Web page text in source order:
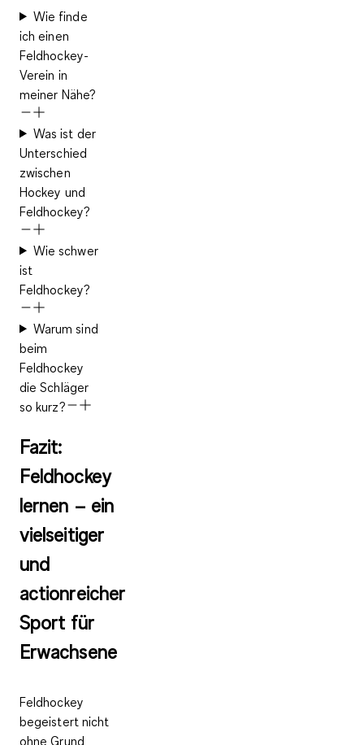
Wie finde
ich einen
Feldhockey-
Verein in
meiner Nähe?
Was ist der
Unterschied
zwischen
Hockey und
Feldhockey?
Wie schwer
ist
Feldhockey?
Warum sind
beim
Feldhockey
die Schläger
so kurz?
Fazit:
Feldhockey
lernen – ein
vielseitiger
und
actionreicher
Sport für
Erwachsene
Feldhockey
begeistert nicht
ohne Grund